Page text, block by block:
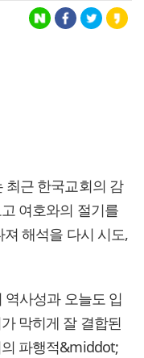
최근 한국교회의 감
여호와의 절기를
해석을 다시 시도,
사성과 오늘도 입
막히게 잘 결합된
파행적&middot;